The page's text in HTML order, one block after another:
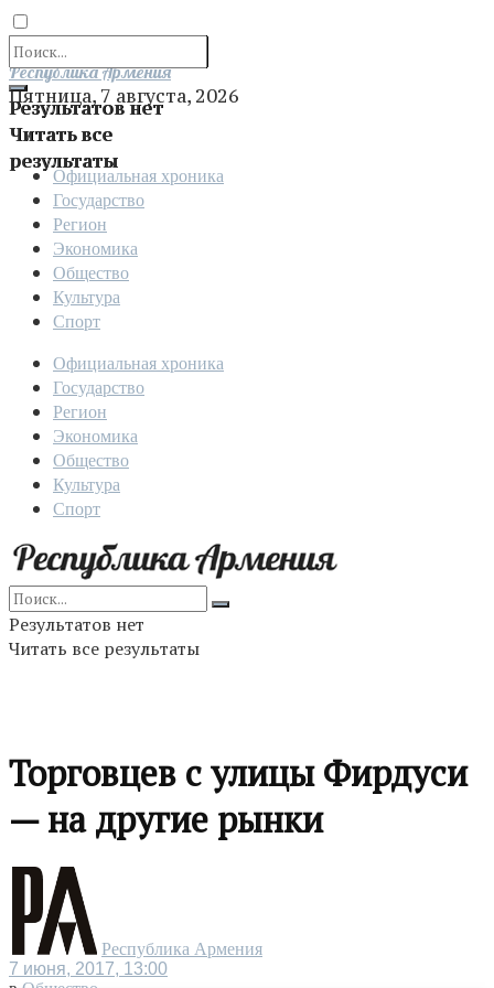
Результатов нет
Читать все
результаты
Отправить
Республика Армения
Пятница, 7 августа, 2026
Официальная хроника
Государство
Регион
Экономика
Общество
Культура
Спорт
Официальная хроника
Государство
Регион
Экономика
Общество
Культура
Спорт
Результатов нет
Читать все результаты
Торговцев с улицы Фирдуси
— на другие рынки
Республика Армения
7 июня, 2017, 13:00